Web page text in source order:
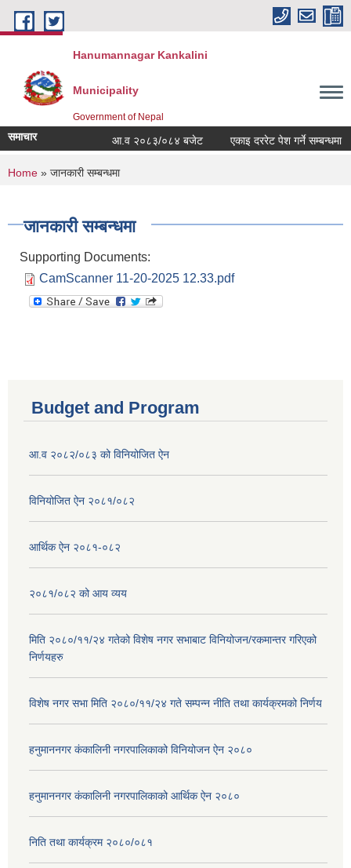
Skip to main content
Hanumannagar Kankalini
Municipality
Government of Nepal
समाचार आ.व २०८३/०८४ बजेट एकाइ दररेट पेश गर्ने सम्बन्धमा
You are here
Home » जानकारी सम्बन्धमा
जानकारी सम्बन्धमा
Supporting Documents:
CamScanner 11-20-2025 12.33.pdf
Budget and Program
आ.व २०८२/०८३ को विनियोजित ऐन
विनियोजित ऐन २०८१/०८२
आर्थिक ऐन २०८१-०८२
२०८१/०८२ को आय व्यय
मिति २०८०/११/२४ गतेको विशेष नगर सभाबाट विनियोजन/रकमान्तर गरिएको
निर्णयहरु
विशेष नगर सभा मिति २०८०/११/२४ गते सम्पन्न नीति तथा कार्यक्रमको निर्णय
हनुमाननगर कंकालिनी नगरपालिकाको विनियोजन ऐन २०८०
हनुमाननगर कंकालिनी नगरपालिकाको आर्थिक ऐन २०८०
निति तथा कार्यक्रम २०८०/०८१